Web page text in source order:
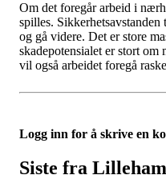
Om det foregår arbeid i
spilles.
og gå videre. Det er store
skadepotensialet er stort
vil også arbeidet foregå
Logg inn for å skrive en
Siste fra